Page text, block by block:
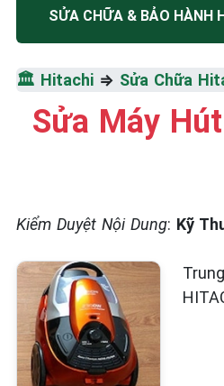
TRUNG TÂM BẢO HÀNH
SỬA
HITACHI
Tốc Độ Tối Đa • Chất
SỬA CHỮA & BẢO HÀNH
🏛️ Hitachi ⇒ Sửa Chữa
Sửa Máy
Kiểm Duyệt Nội Dung: Kỹ